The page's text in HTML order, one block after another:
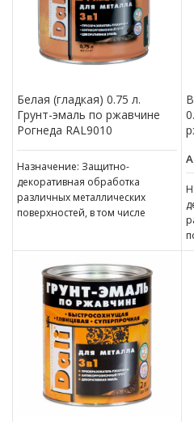
Белая (гладкая) 0.75 л.
Грунт-эмаль по ржавчине
Рогнеда RAL9010
Назначение: Защитно-
декоративная обработка
различных металлических
поверхностей, в том числе